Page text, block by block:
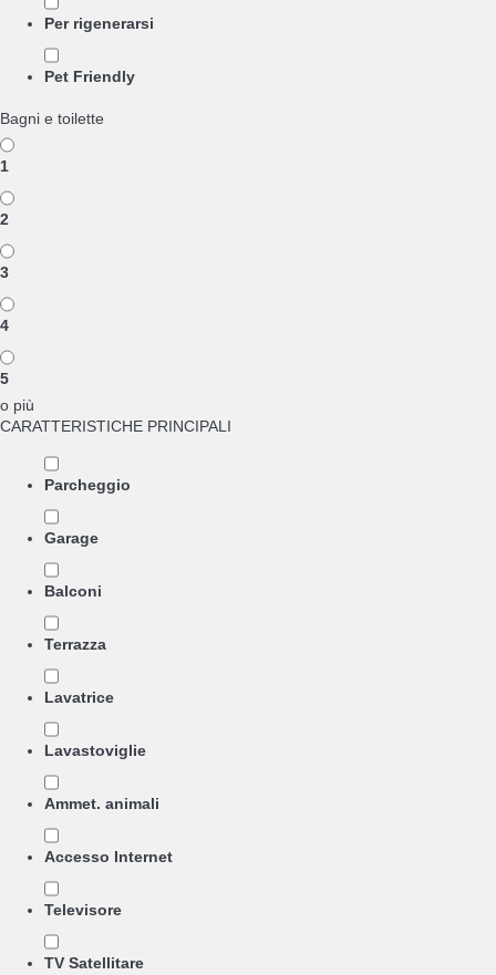
Per rigenerarsi
Pet Friendly
Bagni e toilette
1
2
3
4
5
o più
CARATTERISTICHE PRINCIPALI
Parcheggio
Garage
Balconi
Terrazza
Lavatrice
Lavastoviglie
Ammet. animali
Accesso Internet
Televisore
TV Satellitare